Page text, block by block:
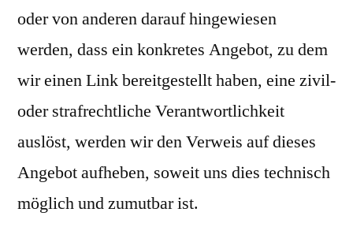
oder von anderen darauf hingewiesen
werden, dass ein konkretes Angebot, zu dem
wir einen Link bereitgestellt haben, eine zivil-
oder strafrechtliche Verantwortlichkeit
auslöst, werden wir den Verweis auf dieses
Angebot aufheben, soweit uns dies technisch
möglich und zumutbar ist.